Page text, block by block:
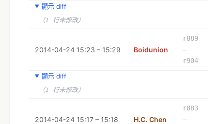
顯示 diff
（1 行未修改）
2014-04-24 15:23 – 15:29 Boidunion
r889
–
r904
顯示 diff
（1 行未修改）
2014-04-24 15:17 – 15:18 H.C. Chen
r883
–